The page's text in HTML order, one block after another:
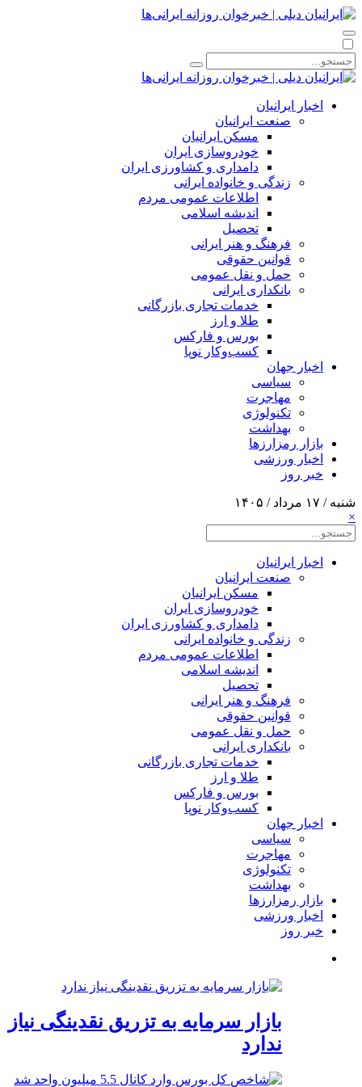
اخبار ایرانیان
صنعت ایرانیان
مسکن ایرانیان
خودروسازی ایران
دامداری و کشاورزی ایران
زندگی و خانواده ایرانی
اطلاعات عمومی مردم
اندیشه اسلامی
تحصیل
فرهنگ و هنر ایرانی
قوانین حقوقی
حمل و نقل عمومی
بانکداری ایرانی
خدمات تجاری بازرگانی
طلا و ارز
بورس و فارکس
کسب‌وکار نوپا
اخبار جهان
سیاسی
مهاجرت
تکنولوژی
بهداشت
بازار رمزارزها
اخبار ورزشی
خبر روز
شنبه / ۱۷ مرداد / ۱۴۰۵
×
اخبار ایرانیان
صنعت ایرانیان
مسکن ایرانیان
خودروسازی ایران
دامداری و کشاورزی ایران
زندگی و خانواده ایرانی
اطلاعات عمومی مردم
اندیشه اسلامی
تحصیل
فرهنگ و هنر ایرانی
قوانین حقوقی
حمل و نقل عمومی
بانکداری ایرانی
خدمات تجاری بازرگانی
طلا و ارز
بورس و فارکس
کسب‌وکار نوپا
اخبار جهان
سیاسی
مهاجرت
تکنولوژی
بهداشت
بازار رمزارزها
اخبار ورزشی
خبر روز
بازار سرمایه به تزریق نقدینگی نیاز
ندارد